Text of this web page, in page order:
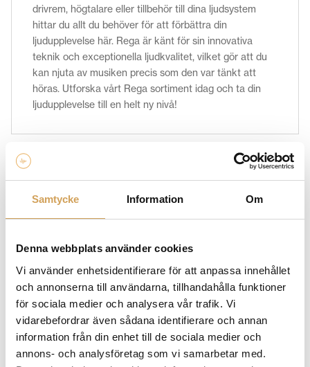
Samtycke Information Om
Denna webbplats använder cookies
Vi använder enhetsidentifierare för att anpassa innehållet
och annonserna till användarna, tillhandahålla funktioner
för sociala medier och analysera vår trafik. Vi
vidarebefordrar även sådana identifierare och annan
information från din enhet till de sociala medier och
annons- och analysföretag som vi samarbetar med.
drivrem, högtalare eller tillbehör till dina ljudsystem
hittar du allt du behöver för att förbättra din
ljudupplevelse här. Rega är känt för sin innovativa
teknik och exceptionella ljudkvalitet, vilket gör att du
kan njuta av musiken precis som den var tänkt att
höras. Utforska vårt Rega sortiment idag och ta din
ljudupplevelse till en helt ny nivå!
Relaterade produkter